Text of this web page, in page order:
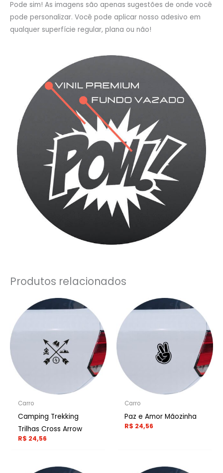
Pode sim! As imagens são apenas sugestões de onde você
pode personalizar. Você pode aplicar nosso adesivo em
qualquer superfície regular, plana ou não!
Produtos relacionados
Carro
Camping Trekking
Trilhas Cross Arrow
R$ 24,56
Carro
Paz e Amor Mãozinha
R$ 24,56